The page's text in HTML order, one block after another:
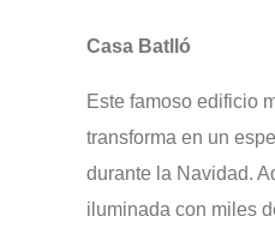
Casa Batlló
Este famoso edificio
transforma en un
durante la Navidad.
iluminada con miles